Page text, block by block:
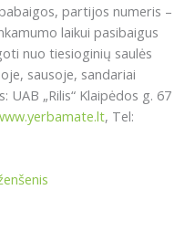
partijos numeris –
laikui pasibaigus
nuo tiesioginių saulės
sausoje, sandariai
„Rilis“ Klaipėdos g. 67
, Tel: